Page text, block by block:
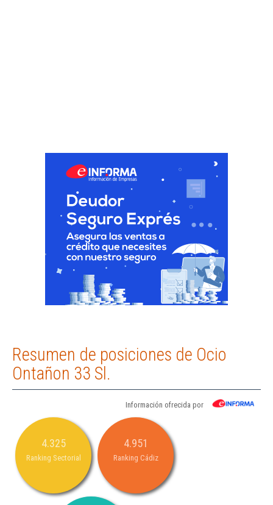
Resumen de posiciones de Ocio
Ontañon 33 Sl.
Información ofrecida por
4.325
Ranking Sectorial
4.951
Ranking Cádiz